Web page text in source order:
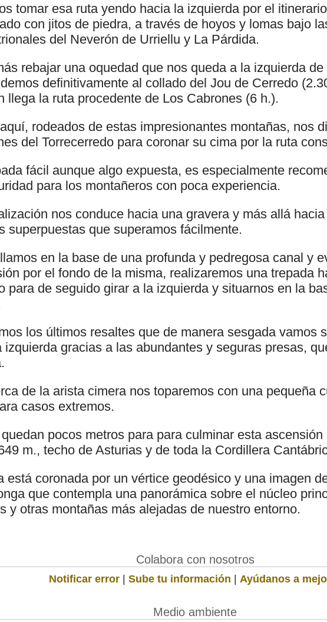
tomar esa ruta yendo hacia la izquierda por el
con jitos de piedra, a través de hoyos y lomas bajo
del Neverón de Urriellu y La Párdida.
rebajar una oquedad que nos queda a la izquierda de
definitivamente al collado del Jou de Cerredo
llega la ruta procedente de Los Cabrones (6 h.).
rodeados de estas impresionantes montañas, nos
del Torrecerredo para coronar su cima por la ruta
fácil aunque algo expuesta, es especialmente
para los montañeros con poca experiencia.
nos conduce hacia una gravera y más allá
superpuestas que superamos fácilmente.
en la base de una profunda y pedregosa canal y
por el fondo de la misma, realizaremos una trepada
para de seguido girar a la izquierda y situarnos en la
los últimos resaltes que de manera sesgada vamos
izquierda gracias a las abundantes y seguras presas,
de la arista cimera nos toparemos con una pequeña
casos extremos.
pocos metros para para culminar esta
m., techo de Asturias y de toda la Cordillera
está coronada por un vértice geodésico y una imagen
que contempla una panorámica sobre el núcleo
y otras montañas más alejadas de nuestro entorno.
Colabora con nosotros
Notificar error | Sube tu información | Ayúdanos a
Medio ambiente